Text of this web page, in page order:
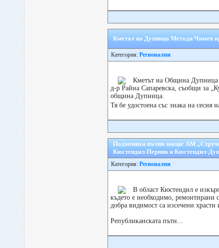
Кметът на Дупница Методи Чимев
Категория: Регионални
Кметът на Община Дупница
д-р Райна Сапаревска, съобщи за
община Дупница.
Тя бе удостоена със знака на
Подмениха пътни знаци: АМ
Кюстендил-Перник и Кюстендил-
Категория: Регионални
В област Кюстендил е
където е необходимо, ремонтирани
добра видимост са изсечени храсти
Републиканската пътн...